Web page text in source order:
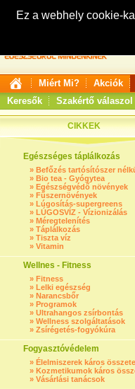
Ez a webhely cookie-
Miért Mi? Akciók
Keresők
Szakértő válaszol
CIKKEK
Egészséges táplálkozás
» Befőzés tartósítószer
» Bio tea - Gyógytea
» Egészségvédő növények
» Fűszernövények
» Lúgosítás-supergreens
» LÚGOSVÍZ - Vízionizálás
» Méregtelenítés
» Táplálkozás
» Tiszta víz
» Vitamin
Wellnes - Fitness
» Fitness
» Lelki egészség
» Narancsbőr
» Programok
» Ultrahangos zsírbontás
» Wellness szolgáltatások
» Zsírégetés-fogyókúra
Fogyasztóvédelem
» Élelmiszerek káros
» Kozmetikumok káros
» Vásárlási tanácsok